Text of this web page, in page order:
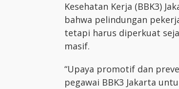
Kesehatan Kerja (BBK3)
bahwa pelindungan
tetapi harus diperkuat
masif.
“Upaya promotif dan
pegawai BBK3 Jakarta